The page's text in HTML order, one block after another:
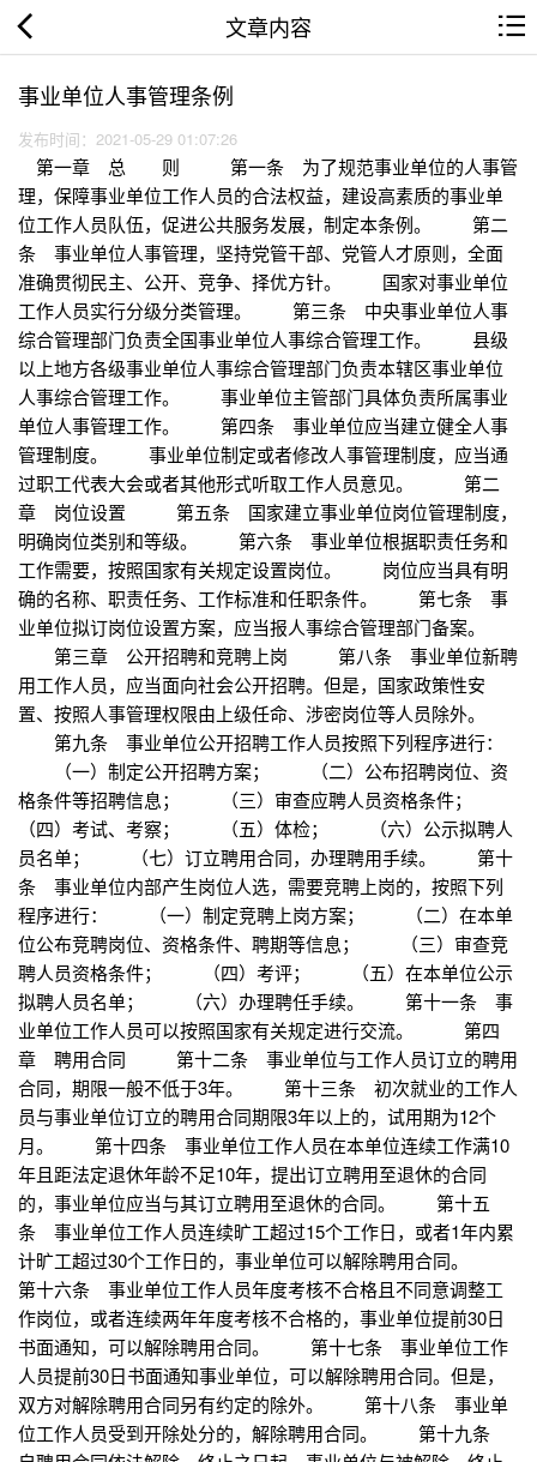
文章内容
事业单位人事管理条例
发布时间：2021-05-29 01:07:26
第一章 总 则 第一条 为了规范事业单位的人事管
理，保障事业单位工作人员的合法权益，建设高素质的事业单
位工作人员队伍，促进公共服务发展，制定本条例。 第二
条 事业单位人事管理，坚持党管干部、党管人才原则，全面
准确贯彻民主、公开、竞争、择优方针。 国家对事业单位
工作人员实行分级分类管理。 第三条 中央事业单位人事
综合管理部门负责全国事业单位人事综合管理工作。 县级
以上地方各级事业单位人事综合管理部门负责本辖区事业单位
人事综合管理工作。 事业单位主管部门具体负责所属事业
单位人事管理工作。 第四条 事业单位应当建立健全人事
管理制度。 事业单位制定或者修改人事管理制度，应当通
过职工代表大会或者其他形式听取工作人员意见。 第二
章 岗位设置 第五条 国家建立事业单位岗位管理制度，
明确岗位类别和等级。 第六条 事业单位根据职责任务和
工作需要，按照国家有关规定设置岗位。 岗位应当具有明
确的名称、职责任务、工作标准和任职条件。 第七条 事
业单位拟订岗位设置方案，应当报人事综合管理部门备案。
第三章 公开招聘和竞聘上岗 第八条 事业单位新聘
用工作人员，应当面向社会公开招聘。但是，国家政策性安
置、按照人事管理权限由上级任命、涉密岗位等人员除外。
第九条 事业单位公开招聘工作人员按照下列程序进行：
（一）制定公开招聘方案； （二）公布招聘岗位、资
格条件等招聘信息； （三）审查应聘人员资格条件；
（四）考试、考察； （五）体检； （六）公示拟聘人
员名单； （七）订立聘用合同，办理聘用手续。 第十
条 事业单位内部产生岗位人选，需要竞聘上岗的，按照下列
程序进行： （一）制定竞聘上岗方案； （二）在本单
位公布竞聘岗位、资格条件、聘期等信息； （三）审查竞
聘人员资格条件； （四）考评； （五）在本单位公示
拟聘人员名单； （六）办理聘任手续。 第十一条 事
业单位工作人员可以按照国家有关规定进行交流。 第四
章 聘用合同 第十二条 事业单位与工作人员订立的聘用
合同，期限一般不低于3年。 第十三条 初次就业的工作人
员与事业单位订立的聘用合同期限3年以上的，试用期为12个
月。 第十四条 事业单位工作人员在本单位连续工作满10
年且距法定退休年龄不足10年，提出订立聘用至退休的合同
的，事业单位应当与其订立聘用至退休的合同。 第十五
条 事业单位工作人员连续旷工超过15个工作日，或者1年内累
计旷工超过30个工作日的，事业单位可以解除聘用合同。
第十六条 事业单位工作人员年度考核不合格且不同意调整工
作岗位，或者连续两年年度考核不合格的，事业单位提前30日
书面通知，可以解除聘用合同。 第十七条 事业单位工作
人员提前30日书面通知事业单位，可以解除聘用合同。但是，
双方对解除聘用合同另有约定的除外。 第十八条 事业单
位工作人员受到开除处分的，解除聘用合同。 第十九条